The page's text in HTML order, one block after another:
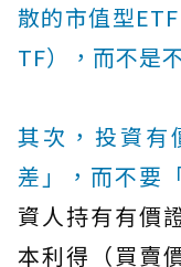
散的市值型
TF），而不是
其次，投資有
差」，而不要
資人持有有價
本利得（買賣